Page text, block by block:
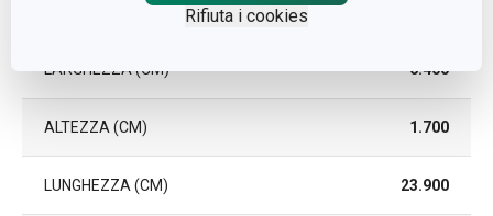
Rifiuta i cookies
LARGHEZZA (CM) 6.400
ALTEZZA (CM) 1.700
LUNGHEZZA (CM) 23.900